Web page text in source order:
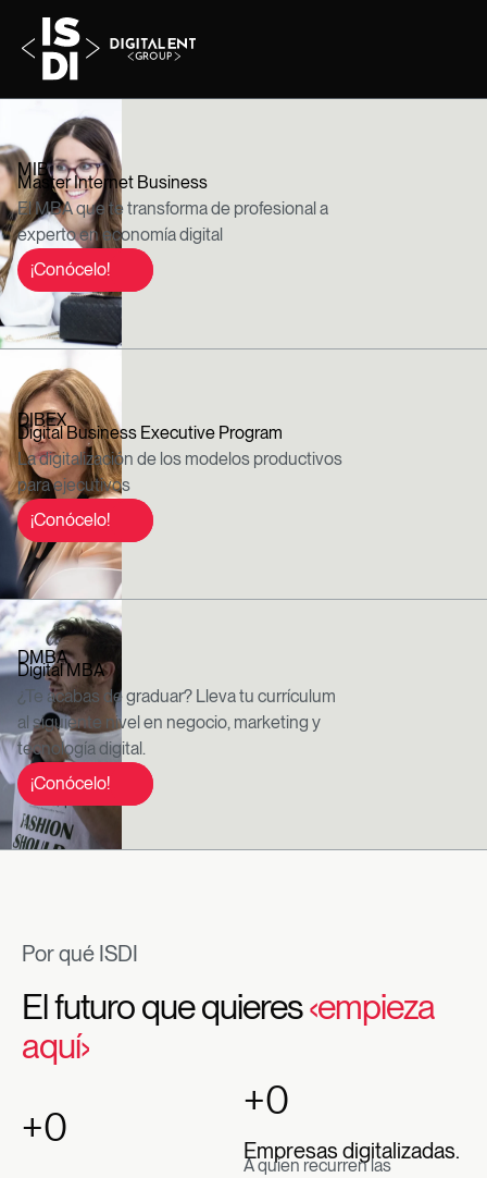
MIB
Master Internet Business
El MBA que te transforma de profesional a
experto en economía digital
¡Conócelo!
DIBEX
Digital Business Executive Program
La digitalización de los modelos productivos
para ejecutivos
¡Conócelo!
DMBA
Digital MBA
¿Te acabas de graduar? Lleva tu currículum
al siguiente nivel en negocio, marketing y
tecnología digital.
¡Conócelo!
Por qué ISDI
El futuro que quieres‹empieza
aquí›
+0 Empresas digitalizadas.
+0
A quien recurren las